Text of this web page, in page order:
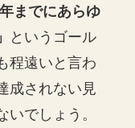
年までにあらゆ
というゴール
程遠いと言わ
成されない見
でしょう。